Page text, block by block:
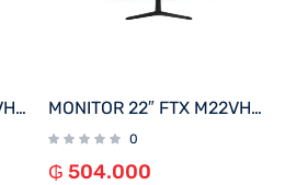
MONITOR 24″ FTX M24VHDB FHD VGA/HDMI/75HZ/5MS/BIVOLT C/BISEL MONITOR 22″ FTX M22VHDBZL FHD VGA/HDMI/75HZ/5MS/BIVOLT C/BISEL
0
₲ 504.000